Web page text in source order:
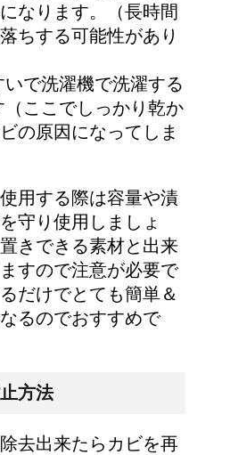
なります。（長時間
ちする可能性があり
で洗濯機で洗濯する
ここでしっかり乾か
の原因になってしま
用する際は容量や漬
守り使用しましょ
きできる素材と出来
すので注意が必要で
だけでとても簡単＆
るのでおすすめで
方法
去出来たらカビを再